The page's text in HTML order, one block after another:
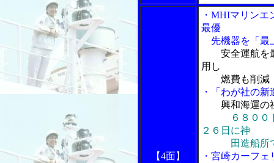
【4面】
・MHIマリン
最優
先機器を「最
安全運航を
用し
燃費も削減
・「わが社の新
興和海運の
６８０
２６日に神
田造船所
・宮崎カーフ